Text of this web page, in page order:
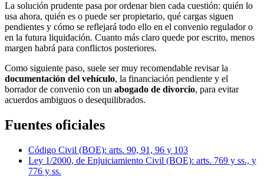
La solución prudente pasa por ordenar bien cada cuestión: quién lo
usa ahora, quién es o puede ser propietario, qué cargas siguen
pendientes y cómo se reflejará todo ello en el convenio regulador o
en la futura liquidación. Cuanto más claro quede por escrito, menos
margen habrá para conflictos posteriores.
Como siguiente paso, suele ser muy recomendable revisar la
documentación del vehículo, la financiación pendiente y el
borrador de convenio con un abogado de divorcio, para evitar
acuerdos ambiguos o desequilibrados.
Fuentes oficiales
Código Civil (BOE): arts. 90, 91, 96 y 103
Ley 1/2000, de Enjuiciamiento Civil (BOE): arts. 769 y ss., y
776 y ss.